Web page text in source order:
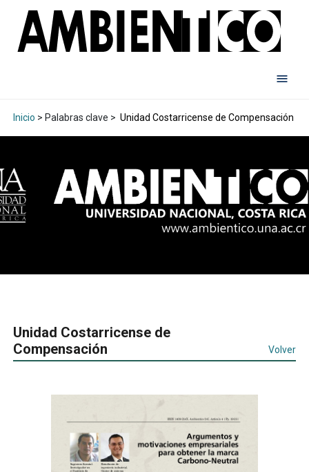
Inicio > Palabras clave > Unidad Costarricense de Compensación
Unidad Costarricense de
Compensación
Volver